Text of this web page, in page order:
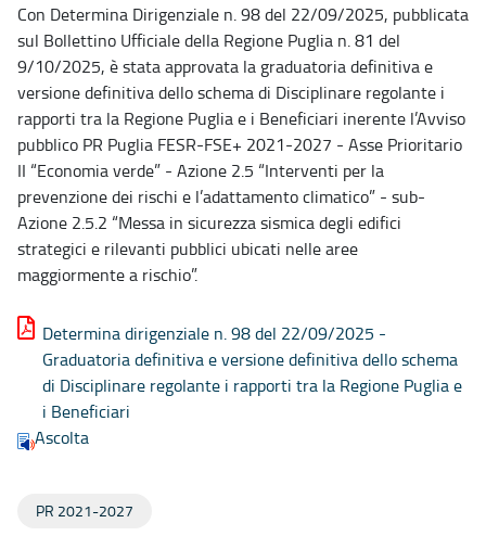
Con Determina Dirigenziale n. 98 del 22/09/2025, pubblicata
sul Bollettino Ufficiale della Regione Puglia n. 81 del
9/10/2025, è stata approvata la graduatoria definitiva e
versione definitiva dello schema di Disciplinare regolante i
rapporti tra la Regione Puglia e i Beneficiari inerente l’Avviso
pubblico PR Puglia FESR-FSE+ 2021-2027 - Asse Prioritario
II “Economia verde” - Azione 2.5 “Interventi per la
prevenzione dei rischi e l’adattamento climatico” - sub-
Azione 2.5.2 “Messa in sicurezza sismica degli edifici
strategici e rilevanti pubblici ubicati nelle aree
maggiormente a rischio”.
Determina dirigenziale n. 98 del 22/09/2025 -
Graduatoria definitiva e versione definitiva dello schema
di Disciplinare regolante i rapporti tra la Regione Puglia e
i Beneficiari
Ascolta
PR 2021-2027